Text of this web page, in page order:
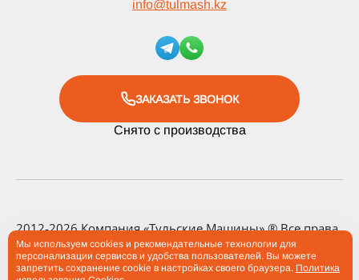
info@tulmash.kz
ЗАКАЗАТЬ ЗВОНОК
Снято с производства
2012-2026 Компания «Тульские Машины» ® Все права
защищены
Мы используем cookies и рекомендательные технологии для
персонализации сервисов и удобства пользователей. Вы можете
запретить сохранение cookie в настройках своего браузера. Политика